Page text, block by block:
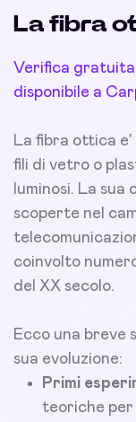
La fibra
Verifica
disponibile a
La fibra ottica
fili di vetro o
luminosi. La
scoperte nel
coinvolto
del XX secolo.
Ecco una breve
sua evoluzione:
Primi
teoriche per